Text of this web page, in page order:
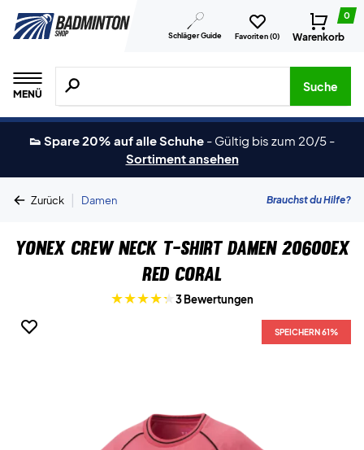
Schläger Guide Favoriten (0)
0
Warenkorb
MENÜ
Suche nach Produkten, Marken usw.
Suche
👟 Spare 20% auf alle Schuhe - Gültig bis zum 20/5 -
Sortiment ansehen
Zurück | Damen Brauchst du Hilfe?
Yonex Crew Neck T-Shirt Damen 20600EX
Red Coral
3 Bewertungen
SPEICHERN 61%